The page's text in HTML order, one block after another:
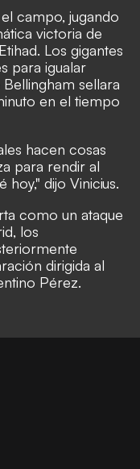
campo, jugando
victoria de
Los gigantes
para igualar
sellara
en el tiempo
hacen cosas
para rendir al
dijo Vinicius.
como un ataque
los
dirigida al
Pérez.